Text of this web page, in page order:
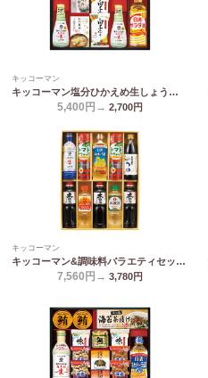
キッコーマン
キッコーマン塩分ひかえめ生しょうゆ詰合せギフト OR-502
5,400円→ 2,700円
キッコーマン
キッコーマン&調味料バラエティセット KSM-70N
7,560円→ 3,780円